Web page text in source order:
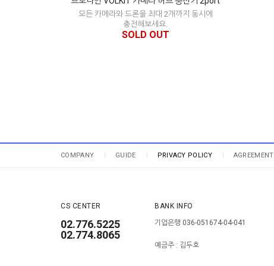
모든 카메라와 드론을 최대 2개까지 동시에
충전해보세요.
SOLD OUT
COMPANY GUIDE PRIVACY POLICY AGREEMENT
CS CENTER
02.776.5225
02.774.8065
BANK INFO
기업은행 036-051674-04-041
예금주 : 김두호